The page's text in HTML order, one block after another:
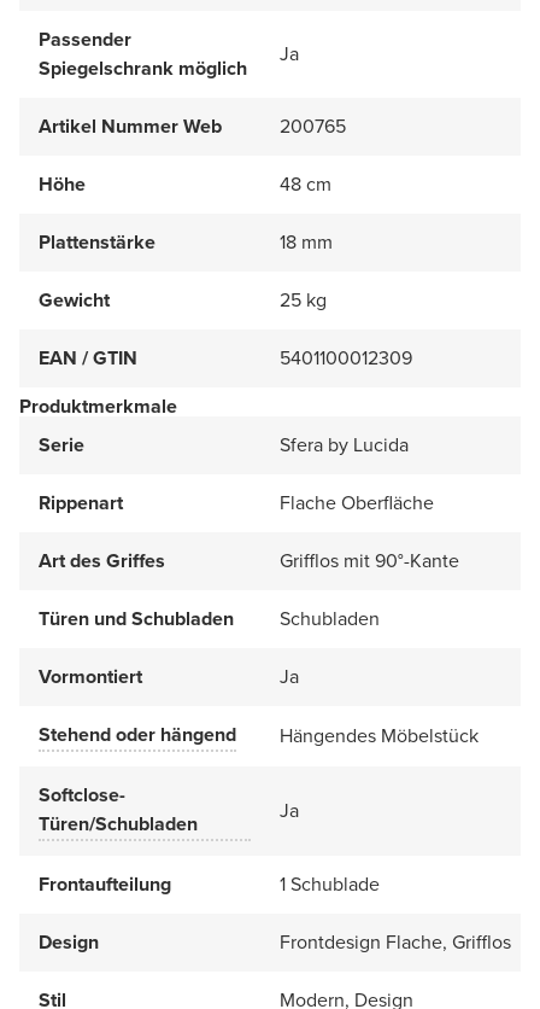
Passender
Spiegelschrank möglich
Ja
Artikel Nummer Web 200765
Höhe 48 cm
Plattenstärke 18 mm
Gewicht 25 kg
EAN / GTIN
5401100012309
Produktmerkmale
Serie
Sfera by Lucida
Rippenart Flache Oberfläche
Art des Griffes Grifflos mit 90°-Kante
Türen und Schubladen Schubladen
Vormontiert Ja
Stehend oder hängend Hängendes Möbelstück
Softclose-
Türen/Schubladen
Ja
Frontaufteilung 1 Schublade
Design Frontdesign Flache, Grifflos
Stil Modern, Design